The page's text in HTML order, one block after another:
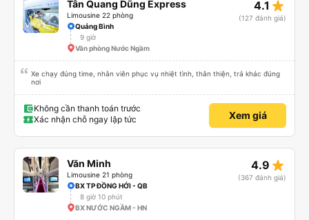
Tân Quang Dũng Express
Limousine 22 phòng
4.1 star_rate
(127 đánh giá)
Quảng Bình
9 giờ
Văn phòng Nước Ngầm
Xe chạy đúng time, nhân viên phục vụ nhiệt tình, thân thiện, trả khác đúng
nơi
Không cần thanh toán trước
Xác nhận chỗ ngay lập tức
Xem giá
Văn Minh
Limousine 21 phòng
4.9 star_rate
(367 đánh giá)
BX TP ĐỒNG HỚI - QB
8 giờ 10 phút
BX NƯỚC NGẦM - HN